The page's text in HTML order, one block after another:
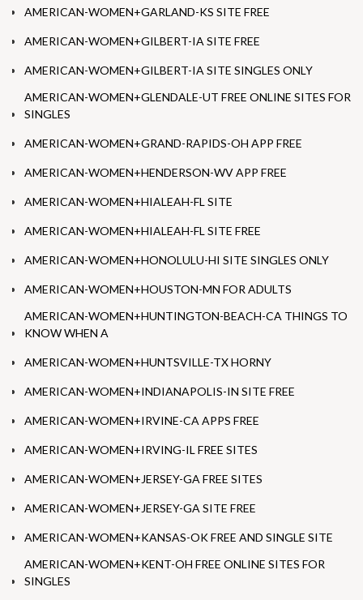
AMERICAN-WOMEN+GARLAND-KS SITE FREE
AMERICAN-WOMEN+GILBERT-IA SITE FREE
AMERICAN-WOMEN+GILBERT-IA SITE SINGLES ONLY
AMERICAN-WOMEN+GLENDALE-UT FREE ONLINE SITES FOR
SINGLES
AMERICAN-WOMEN+GRAND-RAPIDS-OH APP FREE
AMERICAN-WOMEN+HENDERSON-WV APP FREE
AMERICAN-WOMEN+HIALEAH-FL SITE
AMERICAN-WOMEN+HIALEAH-FL SITE FREE
AMERICAN-WOMEN+HONOLULU-HI SITE SINGLES ONLY
AMERICAN-WOMEN+HOUSTON-MN FOR ADULTS
AMERICAN-WOMEN+HUNTINGTON-BEACH-CA THINGS TO
KNOW WHEN A
AMERICAN-WOMEN+HUNTSVILLE-TX HORNY
AMERICAN-WOMEN+INDIANAPOLIS-IN SITE FREE
AMERICAN-WOMEN+IRVINE-CA APPS FREE
AMERICAN-WOMEN+IRVING-IL FREE SITES
AMERICAN-WOMEN+JERSEY-GA FREE SITES
AMERICAN-WOMEN+JERSEY-GA SITE FREE
AMERICAN-WOMEN+KANSAS-OK FREE AND SINGLE SITE
AMERICAN-WOMEN+KENT-OH FREE ONLINE SITES FOR
SINGLES